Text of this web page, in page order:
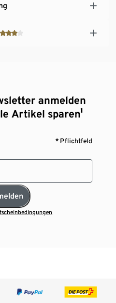
anmelden
Artikel sparen¹
* Pflichtfeld